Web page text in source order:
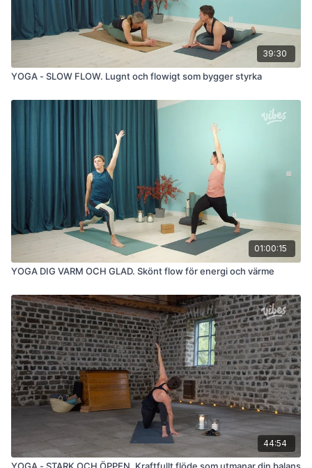
39:30
YOGA - SLOW FLOW. Lugnt och flowigt som bygger styrka
01:00:15
YOGA DIG VARM OCH GLAD. Skönt flow för energi och värme
44:54